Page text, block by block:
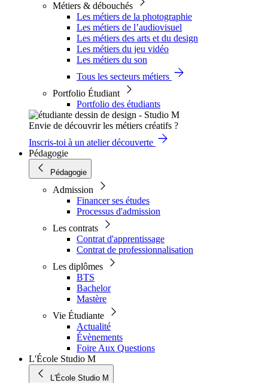
Métiers & débouchés
Les métiers de la photographie
Les métiers de l’audiovisuel
Les métiers des arts et du design
Les métiers du jeu vidéo
Les métiers du son
Tous les secteurs métiers
Portfolio Étudiant
Portfolio des étudiants
Envie de découvrir les métiers créatifs ?
Inscris-toi à un atelier découverte
Pédagogie
Pédagogie
Admission
Financer ses études
Processus d'admission
Les contrats
Contrat d'apprentissage
Contrat de professionnalisation
Les diplômes
BTS
Bachelor
Mastère
Vie Étudiante
Actualité
Évènements
Foire Aux Questions
L'École Studio M
L'École Studio M